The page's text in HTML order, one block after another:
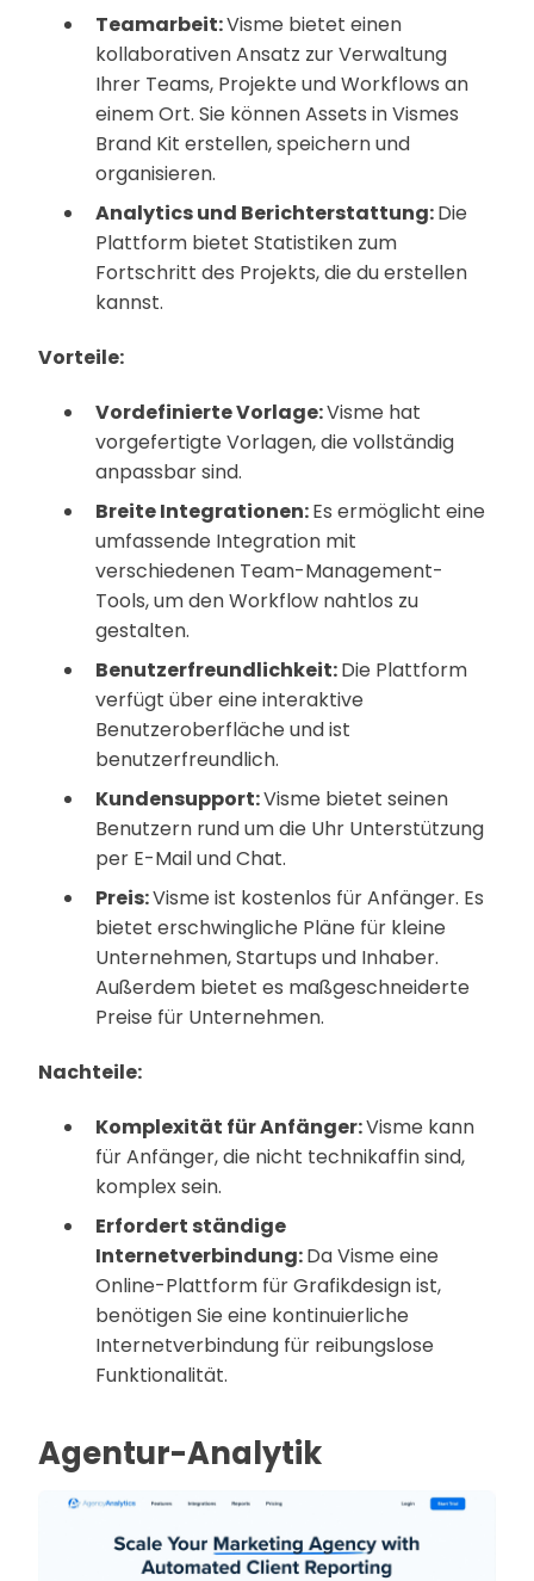
Teamarbeit:Visme bietet einen
kollaborativen Ansatz zur Verwaltung
Ihrer Teams, Projekte und Workflows an
einem Ort. Sie können Assets in Vismes
Brand Kit erstellen, speichern und
organisieren.
Analytics und Berichterstattung:Die
Plattform bietet Statistiken zum
Fortschritt des Projekts, die du erstellen
kannst.
Vorteile:
Vordefinierte Vorlage:Visme hat
vorgefertigte Vorlagen, die vollständig
anpassbar sind.
Breite Integrationen:Es ermöglicht eine
umfassende Integration mit
verschiedenen Team-Management-
Tools, um den Workflow nahtlos zu
gestalten.
Benutzerfreundlichkeit:Die Plattform
verfügt über eine interaktive
Benutzeroberfläche und ist
benutzerfreundlich.
Kundensupport:Visme bietet seinen
Benutzern rund um die Uhr Unterstützung
per E-Mail und Chat.
Preis:Visme ist kostenlos für Anfänger. Es
bietet erschwingliche Pläne für kleine
Unternehmen, Startups und Inhaber.
Außerdem bietet es maßgeschneiderte
Preise für Unternehmen.
Nachteile:
Komplexität für Anfänger:Visme kann
für Anfänger, die nicht technikaffin sind,
komplex sein.
Erfordert ständige
Internetverbindung:Da Visme eine
Online-Plattform für Grafikdesign ist,
benötigen Sie eine kontinuierliche
Internetverbindung für reibungslose
Funktionalität.
Agentur-Analytik